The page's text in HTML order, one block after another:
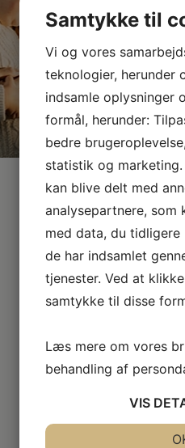
Samtykke til
Vi og vores
teknologier, herunder
indsamle oplysninger
formål, herunder:
bedre
statistik og
kan blive delt med
analysepartnere, som
med data, du
de har indsamlet
tjenester. Ved at
samtykke til disse
Læs mere om vores
behandling af
VIS